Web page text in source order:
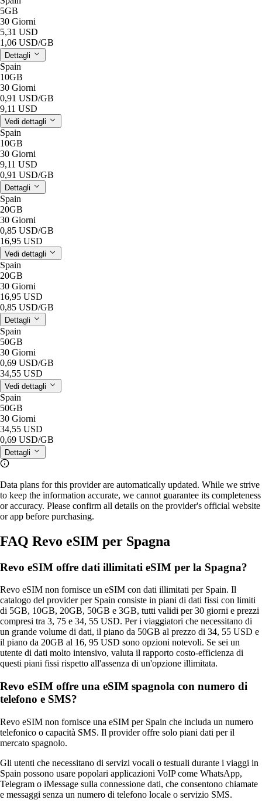
5GB
30 Giorni
5,31 USD
1,06 USD/GB
Dettagli
Spain
10GB
30 Giorni
0,91 USD/GB
9,11 USD
Vedi dettagli
Spain
10GB
30 Giorni
9,11 USD
0,91 USD/GB
Dettagli
Spain
20GB
30 Giorni
0,85 USD/GB
16,95 USD
Vedi dettagli
Spain
20GB
30 Giorni
16,95 USD
0,85 USD/GB
Dettagli
Spain
50GB
30 Giorni
0,69 USD/GB
34,55 USD
Vedi dettagli
Spain
50GB
30 Giorni
34,55 USD
0,69 USD/GB
Dettagli
Data plans for this provider are automatically updated. While we strive
to keep the information accurate, we cannot guarantee its completeness
or accuracy. Please confirm all details on the provider's official website
or app before purchasing.
FAQ Revo eSIM per Spagna
Revo eSIM offre dati illimitati eSIM per la Spagna?
Revo eSIM non fornisce un eSIM con dati illimitati per Spain. Il
catalogo del provider per Spain consiste in piani di dati fissi con limiti
di 5GB, 10GB, 20GB, 50GB e 3GB, tutti validi per 30 giorni e prezzi
compresi tra 3, 75 e 34, 55 USD. Per i viaggiatori che necessitano di
un grande volume di dati, il piano da 50GB al prezzo di 34, 55 USD e
il piano da 20GB al 16, 95 USD sono opzioni notevoli. Se sei un
utente di dati molto intensivo, valuta il rapporto costo‑efficienza di
questi piani fissi rispetto all'assenza di un'opzione illimitata.
Revo eSIM offre una eSIM spagnola con numero di
telefono e SMS?
Revo eSIM non fornisce una eSIM per Spain che includa un numero
telefonico o capacità SMS. Il provider offre solo piani dati per il
mercato spagnolo.
Gli utenti che necessitano di servizi vocali o testuali durante i viaggi in
Spain possono usare popolari applicazioni VoIP come WhatsApp,
Telegram o iMessage sulla connessione dati, che consentono chiamate
e messaggi senza un numero di telefono locale o servizio SMS.